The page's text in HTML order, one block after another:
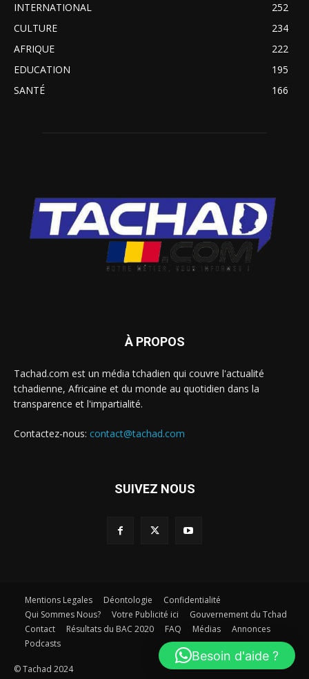
INTERNATIONAL
252
CULTURE
234
AFRIQUE
222
EDUCATION
195
SANTÉ
166
À PROPOS
Tachad.com est un média tchadien qui couvre l'actualité
tchadienne, Africaine et du monde au quotidien dans la
transparence et l'impartialité.
Contactez-nous: contact@tachad.com
SUIVEZ NOUS
Mentions Legales Déontologie
Confidentialité
Qui Sommes Nous?
Votre Publicité ici
Gouvernement du Tchad
Contact
Résultats du BAC 2020 FAQ Médias
Annonces
Podcasts
© Tachad 2024
Besoin d'aide ?